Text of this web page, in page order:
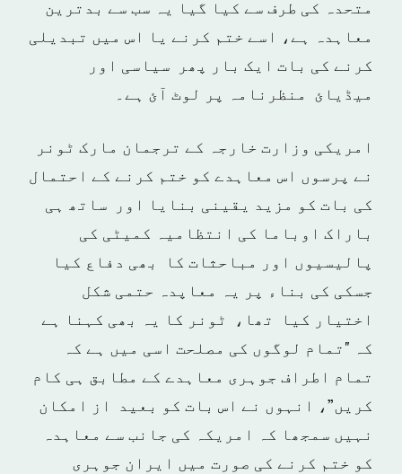
متحدہ کی طرف سے کیا گیا یہ سب سے بدترین
معاہدہ ہے، اسے ختم کرنے یا اس میں تبدیلی
کرنے کی بات ایک بار پھر سیاسی اور
میڈیائ منظرنامہ پر لوٹ آئ ہے۔
امریکی وزارت خارجہ کے ترجمان مارک ٹونر
نے پرسوں اس معاہدے کو ختم کرنے کے احتمال
کی بات کو مزید یقینی بنایا اور ساتھ ہی
باراک اوباما کی انتظامیہ کمیٹی کی
پالیسیوں اور مباحثات کا بھی دفاع کیا
جسکی کی بناء پر یہ معاپدہ حتمی شکل
اختیار کیا تھا، ٹونر کا یہ بھی کہنا ہے
کہ "تمام لوگوں کی مصلحت اسی میں ہے کہ
تمام اطراف جوہری معاہدے کے مطابق ہی کام
کریں”، انہوں نے اس بات کو بعید از امکان
نہیں سمجھا کہ امریکہ کی جانب سے معاہدہ
کو ختم کرنے کی صورت میں ایران جوہری